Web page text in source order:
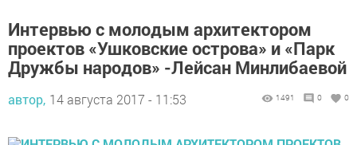
Интервью с молодым архитектором
проектов «Ушковские острова» и «Парк
Дружбы народов» -Лейсан Минлибаевой
автор, 14 августа 2017 - 11:53 1491 0 0